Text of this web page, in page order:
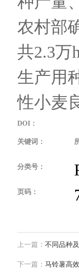
农村部
共2.3万
生产用
性小麦
DOI：
关键词：
分类号：
页码：
上一篇： 不同品种
下一篇： 马铃薯高